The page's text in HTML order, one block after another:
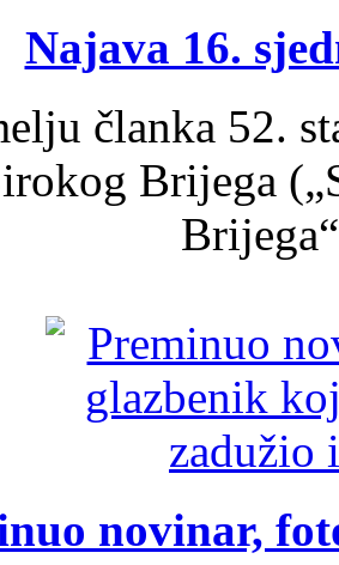
Najava 16.
članka 52.
Brijega
novinar,